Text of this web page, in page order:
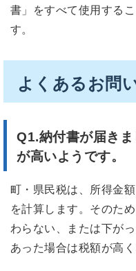
書」をすべて使用する
す。
よくあるお問
Q1.納付書が届き
が高いようです。
町・県民税は、所得金
を計算します。そのた
わらない、または下が
あった場合は税額が高